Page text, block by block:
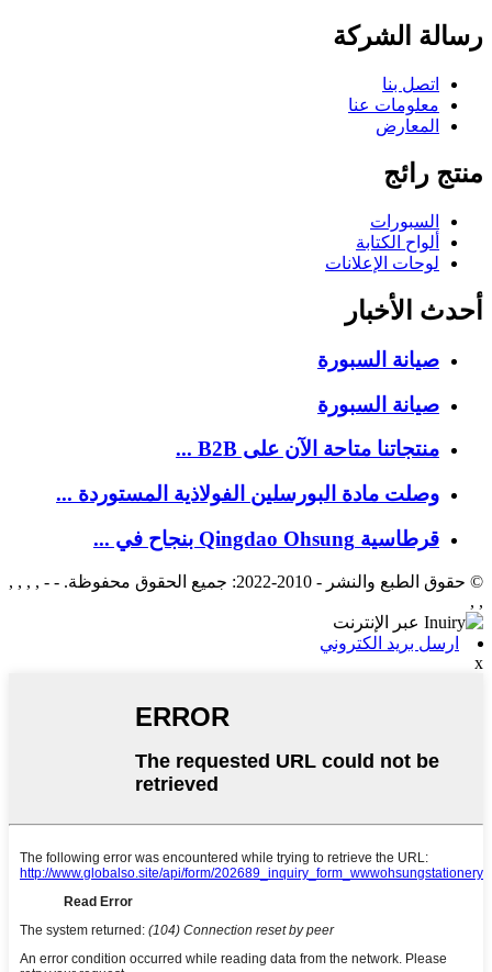
رسالة الشركة
اتصل بنا
معلومات عنا
المعارض
منتج رائج
السبورات
ألواح الكتابة
لوحات الإعلانات
أحدث الأخبار
صيانة السبورة
صيانة السبورة
منتجاتنا متاحة الآن على B2B ...
وصلت مادة البورسلين الفولاذية المستوردة ...
قرطاسية Qingdao Ohsung بنجاح في ...
© حقوق الطبع والنشر - 2010-2022: جميع الحقوق محفوظة. - - , , , ,
, ,
ارسل بريد الكتروني
x